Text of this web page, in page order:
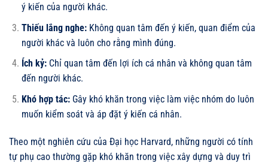
ý kiến của người khác.
Thiếu lắng nghe:Không quan tâm đến ý kiến, quan điểm của
người khác và luôn cho rằng mình đúng.
Ích kỷ:Chỉ quan tâm đến lợi ích cá nhân và không quan tâm
đến người khác.
Khó hợp tác:Gây khó khăn trong việc làm việc nhóm do luôn
muốn kiểm soát và áp đặt ý kiến cá nhân.
Theo một nghiên cứu của Đại học Harvard, những người có tính
tự phụ cao thường gặp khó khăn trong việc xây dựng và duy trì